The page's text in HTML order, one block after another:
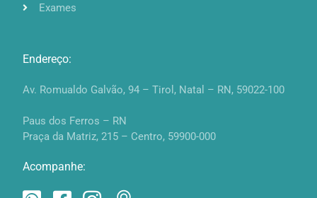
Exames
Endereço:
Av. Romualdo Galvão, 94 – Tirol, Natal – RN, 59022-100
Paus dos Ferros – RN
Praça da Matriz, 215 – Centro, 59900-000
Acompanhe: